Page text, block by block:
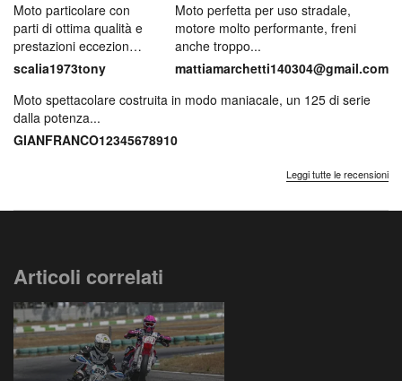
Moto particolare con
parti di ottima qualità e
prestazioni eccezionali
Un ver...
scalia1973tony
Moto perfetta per uso stradale,
motore molto performante, freni
anche troppo...
mattiamarchetti140304@gmail.com
Moto spettacolare costruita in modo maniacale, un 125 di serie
dalla potenza...
GIANFRANCO12345678910
Leggi tutte le recensioni
Articoli correlati